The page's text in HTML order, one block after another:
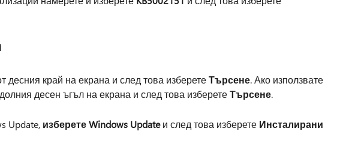
десния край на екрана и след това изберетеТърсене. Ако използвате
десен ъгъл на екрана и след това изберетеТърсене.
Update, изберете Windows Updateи след това изберете Инсталирани